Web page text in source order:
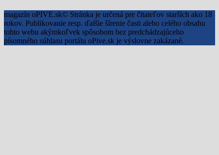
magazín oPIVE.sk© Stránka je určená pre čitateľov starších ako 18
rokov. Publikovanie resp. ďalšie šírenie časti alebo celého obsahu
tohto webu akýmkoľvek spôsobom bez predchádzajúceho
písomného súhlasu portálu oPive.sk je výslovne zakázané.